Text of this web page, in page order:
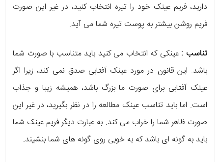
دارید، فریم عینک خود را تیره انتخاب کنید، در غیر این صورت
فریم روشن بیشتر به پوست تیره شما می آید.
تناسب :عینکی که انتخاب می کنید باید متناسب با صورت شما
باشد. این قانون در مورد عینک آفتابی صدق نمی کند، زیرا اگر
عینک آفتابی برای صورت ما بزرگ باشد، همیشه زیبا و جذاب
است. اما باید تناسب عینک مطالعه را در نظر بگیرید، در غیر این
صورت ظاهر شما را خراب می کند. به عبارت دیگر فریم عینک شما
باید به گونه ای باشد که به خوبی روی گونه های شما بنشیند.